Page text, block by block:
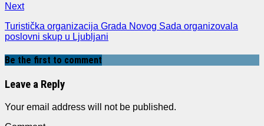
Next
Turistička organizacija Grada Novog Sada organizovala
poslovni skup u Ljubljani
Be the first to comment
Leave a Reply
Your email address will not be published.